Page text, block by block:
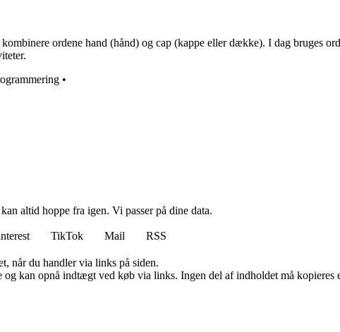
ordene hand (hånd) og cap (kappe eller dække). I dag bruges
•
altid hoppe fra igen. Vi passer på dine data.
TikTok Mail
RSS
når du handler via links på siden.
kan opnå indtægt ved køb via links. Ingen del af indholdet må kopieres